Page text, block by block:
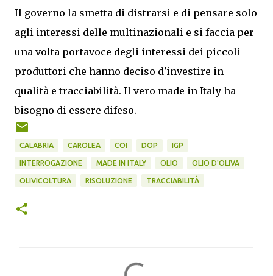
Il governo la smetta di distrarsi e di pensare solo
agli interessi delle multinazionali e si faccia per
una volta portavoce degli interessi dei piccoli
produttori che hanno deciso d'investire in
qualità e tracciabilità. Il vero made in Italy ha
bisogno di essere difeso.
CALABRIA CAROLEA COI DOP IGP
INTERROGAZIONE MADE IN ITALY OLIO OLIO D'OLIVA
OLIVICOLTURA RISOLUZIONE TRACCIABILITÀ